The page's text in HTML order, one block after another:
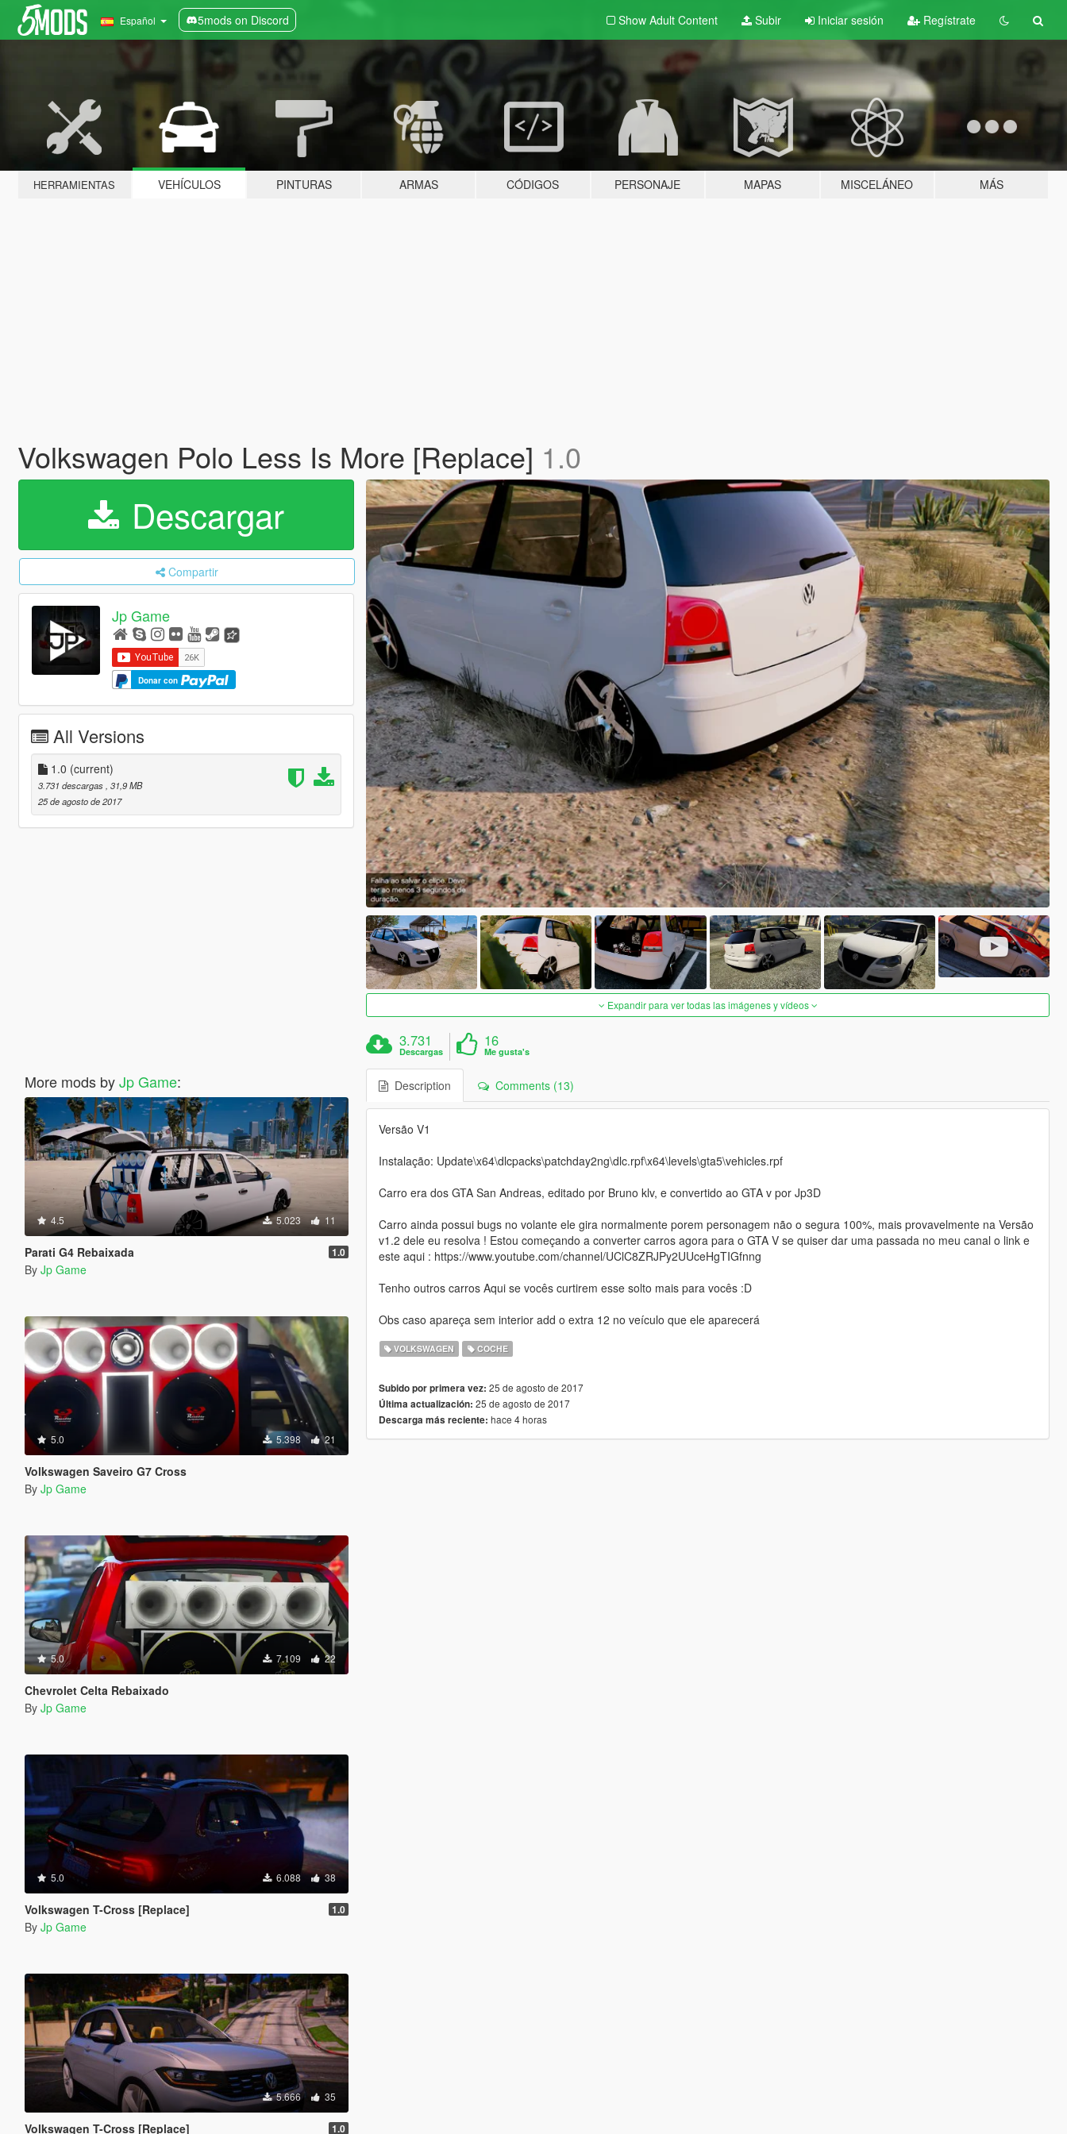
Español 5mods on Discord Show Adult Content Subir Iniciar sesión Regístrate
HERRAMIENTAS VEHÍCULOS PINTURAS ARMAS CÓDIGOS PERSONAJE MAPAS MISCELÁNEO MÁS
Volkswagen Polo Less Is More [Replace] 1.0
Descargar
Compartir
Jp Game
Donar con
All Versions
1.0 (current)
3.731 descargas , 31,9 MB
25 de agosto de 2017
More mods byJp Game:
4.5 5.023 11
Parati G4 Rebaixada 1.0
By Jp Game
5.0 5.398 21
Volkswagen Saveiro G7 Cross
By Jp Game
5.0 7.109 22
Chevrolet Celta Rebaixado
By Jp Game
5.0 6.088 38
Volkswagen T-Cross [Replace] 1.0
By Jp Game
5.666 35
Volkswagen T-Cross [Replace] 1.0
Expandir para ver todas las imágenes y vídeos
3.731
Descargas
16
Me gusta's
Description Comments (13)
Versão V1
Instalação: Update\x64\dlcpacks\patchday2ng\dlc.rpf\x64\levels\gta5\vehicles.rpf
Carro era dos GTA San Andreas, editado por Bruno klv, e convertido ao GTA v por Jp3D
Carro ainda possui bugs no volante ele gira normalmente porem personagem não o segura 100%, mais provavelmente na Versão
v1.2 dele eu resolva ! Estou começando a converter carros agora para o GTA V se quiser dar uma passada no meu canal o link e
este aqui : https://www.youtube.com/channel/UClC8ZRJPy2UUceHgTIGfnng
Tenho outros carros Aqui se vocês curtirem esse solto mais para vocês :D
Obs caso apareça sem interior add o extra 12 no veículo que ele aparecerá
VOLKSWAGEN COCHE
Subido por primera vez: 25 de agosto de 2017
Última actualización: 25 de agosto de 2017
Descarga más reciente: hace 4 horas